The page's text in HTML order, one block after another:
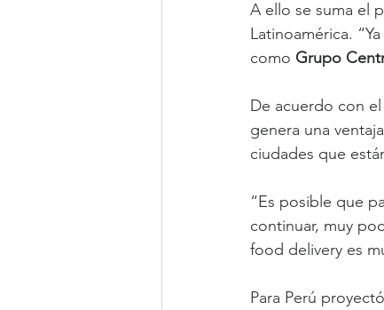
A ello se suma el
Latinoamérica.
como Grupo
De acuerdo con
genera una
ciudades que
“Es posible que
continuar, muy
food delivery es
Para Perú